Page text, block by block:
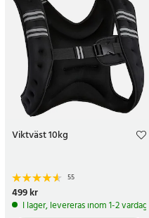
Viktväst 10kg
55
Pris:499 kr
499 kr
I lager, levereras inom 1-2 vardagar